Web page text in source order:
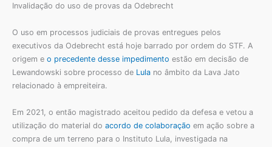
Invalidação do uso de provas da Odebrecht
O uso em processos judiciais de provas entregues pelos
executivos da Odebrecht está hoje barrado por ordem do STF. A
origem e o precedente desse impedimento estão em decisão de
Lewandowski sobre processo de Lula no âmbito da Lava Jato
relacionado à empreiteira.
Em 2021, o então magistrado aceitou pedido da defesa e vetou a
utilização do material do acordo de colaboração em ação sobre a
compra de um terreno para o Instituto Lula, investigada na